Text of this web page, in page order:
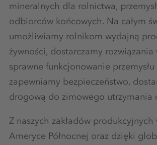
mineralnych dla rolnictwa,
odbiorców końcowych. Na całym
umożliwiamy rolnikom wydajną
żywności, dostarczamy rozwiązania
sprawne funkcjonowanie przemysłu
zapewniamy bezpieczeństwo,
drogową do zimowego utrzymania
Z naszych zakładów produkcyjnych
Ameryce Północnej oraz dzięki